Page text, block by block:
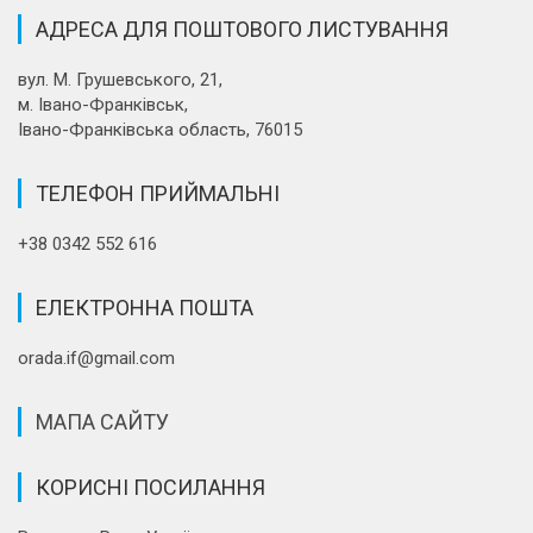
АДРЕСА ДЛЯ ПОШТОВОГО ЛИСТУВАННЯ
вул. М. Грушевського, 21,
м. Івано-Франківськ,
Івано-Франківська область, 76015
ТЕЛЕФОН ПРИЙМАЛЬНІ
+38 0342 552 616
ЕЛЕКТРОННА ПОШТА
orada.if@gmail.com
МАПА САЙТУ
КОРИСНІ ПОСИЛАННЯ